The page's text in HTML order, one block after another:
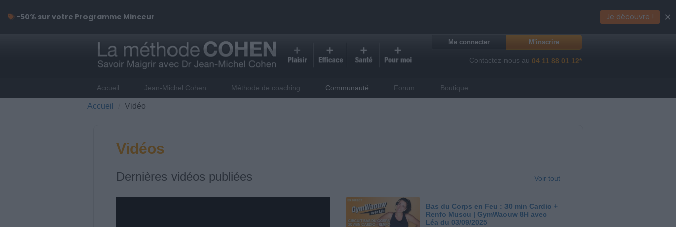
Me connecter M'inscrire
Contactez-nous au 04 11 88 01 12*
Accueil Jean-Michel Cohen Méthode de coaching Communauté Forum Boutique
Accueil Vidéo
Vidéos
Dernières vidéos publiées Voir tout
Bas du Corps en Feu : 30 min Cardio +
Renfo Muscu | GymWaouw 8H avec
Léa du 03/09/2025
-50% sur votre Programme Minceur Je découvre ! ×